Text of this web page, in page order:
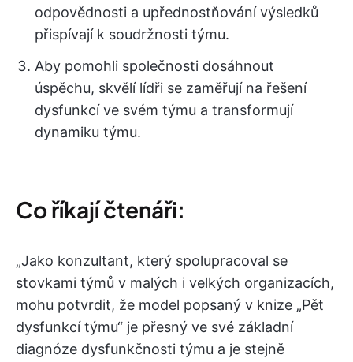
odpovědnosti a upřednostňování výsledků
přispívají k soudržnosti týmu.
Aby pomohli společnosti dosáhnout
úspěchu, skvělí lídři se zaměřují na řešení
dysfunkcí ve svém týmu a transformují
dynamiku týmu.
Co říkají čtenáři:
„Jako konzultant, který spolupracoval se
stovkami týmů v malých i velkých organizacích,
mohu potvrdit, že model popsaný v knize „Pět
dysfunkcí týmu“ je přesný ve své základní
diagnóze dysfunkčnosti týmu a je stejně